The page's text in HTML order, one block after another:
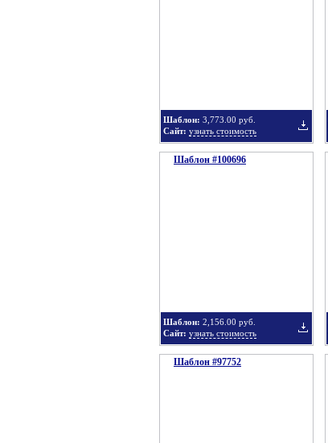
Шаблон: 3,773.00 руб.
Сайт: узнать стоимость
Шаблон #100696
Шаблон: 2,156.00 руб.
Сайт: узнать стоимость
Шаблон #97752